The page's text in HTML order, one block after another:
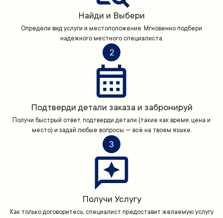
Найди и Выбери
Определи вид услуги и местоположение. Мгновенно подбери
надежного местного специалиста.
2
Подтверди детали заказа и забронируй
Получи быстрый ответ, подтверди детали (такие как время, цена и
место) и задай любые вопросы — всё на твоем языке.
3
Получи Услугу
Как только договоритесь, специалист предоставит желаемую услугу